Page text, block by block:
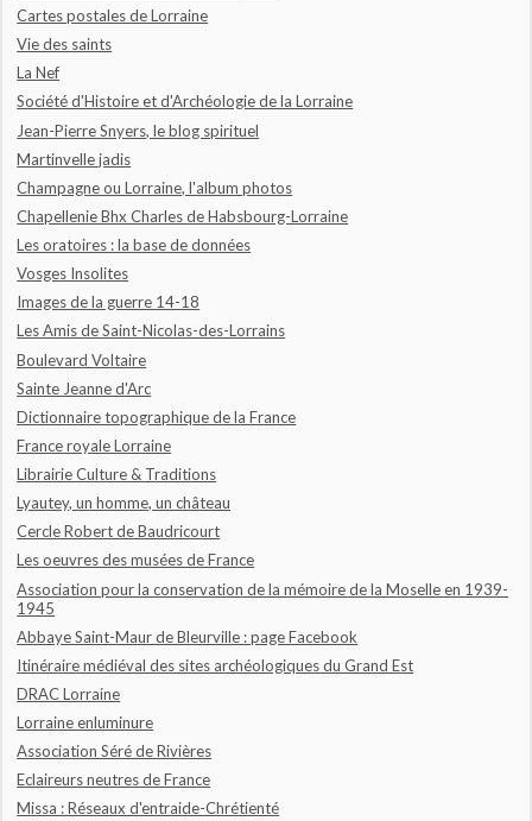
Cartes postales de Lorraine
Vie des saints
La Nef
Société d'Histoire et d'Archéologie de la Lorraine
Jean-Pierre Snyers, le blog spirituel
Martinvelle jadis
Champagne ou Lorraine, l'album photos
Chapellenie Bhx Charles de Habsbourg-Lorraine
Les oratoires : la base de données
Vosges Insolites
Images de la guerre 14-18
Les Amis de Saint-Nicolas-des-Lorrains
Boulevard Voltaire
Sainte Jeanne d'Arc
Dictionnaire topographique de la France
France royale Lorraine
Librairie Culture & Traditions
Lyautey, un homme, un château
Cercle Robert de Baudricourt
Les oeuvres des musées de France
Association pour la conservation de la mémoire de la Moselle en 1939-
1945
Abbaye Saint-Maur de Bleurville : page Facebook
Itinéraire médiéval des sites archéologiques du Grand Est
DRAC Lorraine
Lorraine enluminure
Association Séré de Rivières
Eclaireurs neutres de France
Missa : Réseaux d'entraide-Chrétienté